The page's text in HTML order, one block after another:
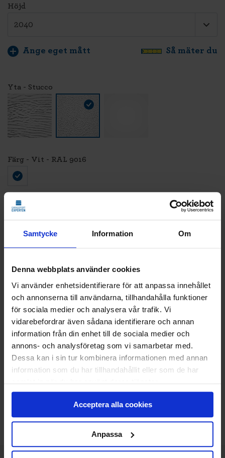
Samtycke Information Om
Denna webbplats använder cookies
Vi använder enhetsidentifierare för att anpassa innehållet
och annonserna till användarna, tillhandahålla funktioner
för sociala medier och analysera vår trafik. Vi
vidarebefordrar även sådana identifierare och annan
information från din enhet till de sociala medier och
annons- och analysföretag som vi samarbetar med.
Dessa kan i sin tur kombinera informationen med annan
information som du har tillhandahållit eller som de har
samlat in när du har använt deras tjänster.
Acceptera alla cookies
Anpassa
Höjd
Ange eget mått Så mäter du
Yta - Stucco
Färg - Vit - RAL 9016
STANDARDMONTAGE
Vi monterar och CE-märker din nya port.
Den gamla tar vi med och återvinner åt dig.
standardmontage.
Pris 15 425
Delbetala med Svea(
Lägg i varukorg
Beräknad leveranstid 6-8 veckor. Vid montering
är leveranstiden något längre.